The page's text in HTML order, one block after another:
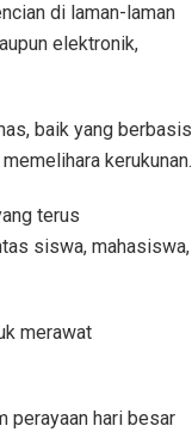
di laman-laman
elektronik,
baik yang berbasis
kerukunan.
terus
siswa, mahasiswa,
merawat
perayaan hari besar